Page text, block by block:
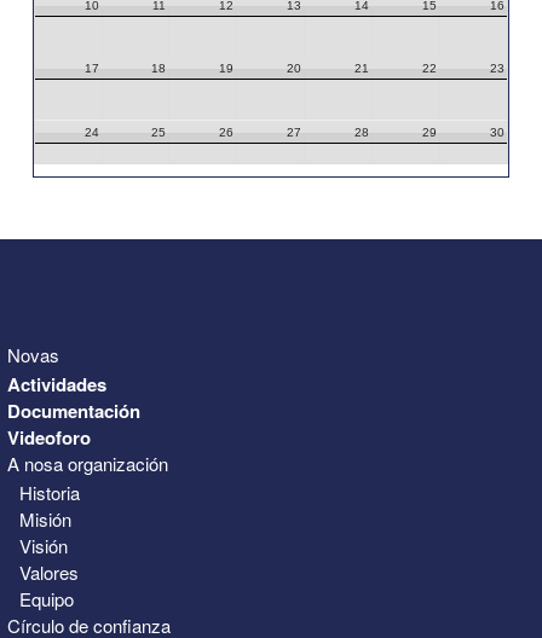
10 11 12 13 14 15 16
17 18 19 20 21 22 23
24 25 26 27 28 29 30
Novas
Actividades
Documentación
Videoforo
A nosa organización
Historia
Misión
Visión
Valores
Equipo
Círculo de confianza